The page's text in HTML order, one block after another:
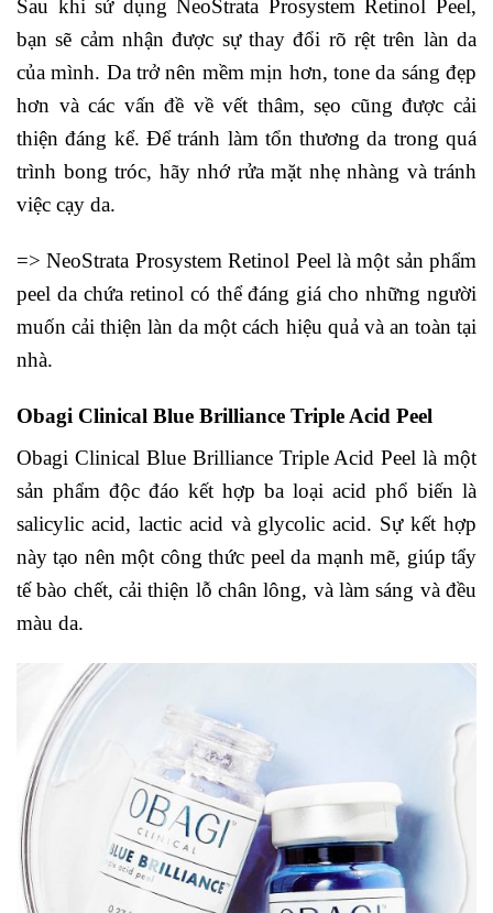
Sau khi sử dụng NeoStrata Prosystem Retinol Peel,
bạn sẽ cảm nhận được sự thay đổi rõ rệt trên làn da
của mình. Da trở nên mềm mịn hơn, tone da sáng đẹp
hơn và các vấn đề về vết thâm, sẹo cũng được cải
thiện đáng kể. Để tránh làm tổn thương da trong quá
trình bong tróc, hãy nhớ rửa mặt nhẹ nhàng và tránh
việc cạy da.
=> NeoStrata Prosystem Retinol Peel là một sản phẩm
peel da chứa retinol có thể đáng giá cho những người
muốn cải thiện làn da một cách hiệu quả và an toàn tại
nhà.
Obagi Clinical Blue Brilliance Triple Acid Peel
Obagi Clinical Blue Brilliance Triple Acid Peel là một
sản phẩm độc đáo kết hợp ba loại acid phổ biến là
salicylic acid, lactic acid và glycolic acid. Sự kết hợp
này tạo nên một công thức peel da mạnh mẽ, giúp tẩy
tế bào chết, cải thiện lỗ chân lông, và làm sáng và đều
màu da.